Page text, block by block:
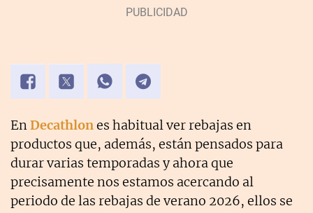
EnDecathlones habitual ver rebajas en
productos que, además, están pensados para
durar varias temporadas y ahora que
precisamente nos estamos acercando al
periodo de las rebajas de verano 2026, ellos se